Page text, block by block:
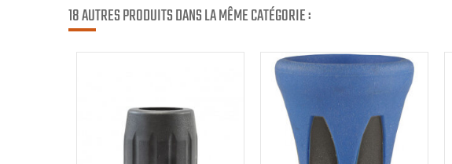
18 AUTRES PRODUITS DANS LA MÊME CATÉGORIE :